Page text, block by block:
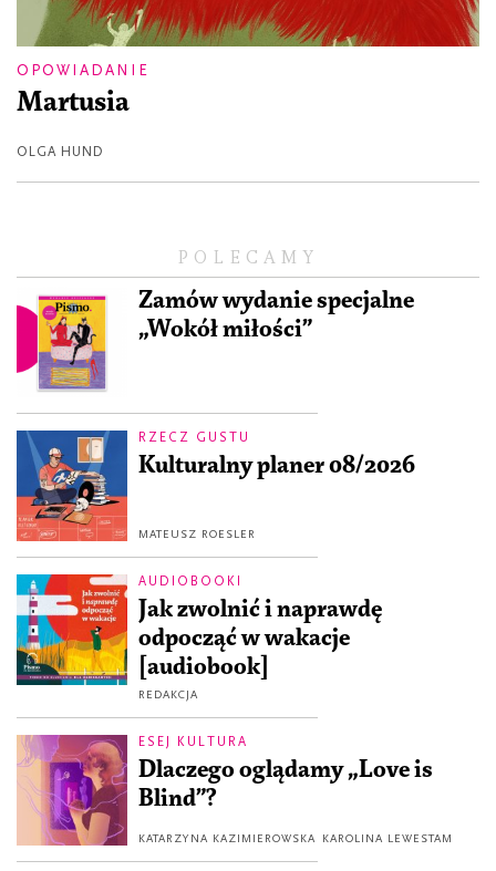
POLECAMY
Zamów wydanie specjalne
„Wokół miłości”
RZECZ GUSTU
Kulturalny planer 08/2026
MATEUSZ ROESLER
AUDIOBOOKI
Jak zwolnić i naprawdę
odpocząć w wakacje
[audiobook]
REDAKCJA
ESEJ KULTURA
Dlaczego oglądamy „Love is
Blind”?
KATARZYNA KAZIMIEROWSKA KAROLINA LEWESTAM
OPOWIADANIE
Martusia
OLGA HUND